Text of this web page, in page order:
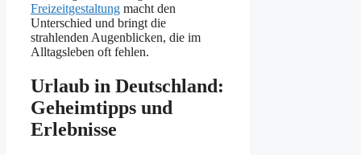
Freizeitgestaltung macht den
Unterschied und bringt die
strahlenden Augenblicken, die im
Alltagsleben oft fehlen.
Urlaub in Deutschland:
Geheimtipps und
Erlebnisse